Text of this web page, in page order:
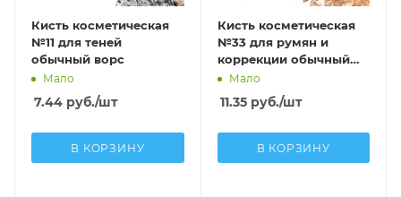
Кисть косметическая
№11 для теней
обычный ворс
Мало
7.44 руб./шт
В КОРЗИНУ
Кисть косметическая
№33 для румян и
коррекции обычный
ворс
Мало
11.35руб./шт
В КОРЗИНУ